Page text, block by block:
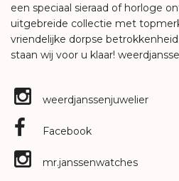
een speciaal sieraad of horloge
uitgebreide collectie met
vriendelijke dorpse
staan wij voor u klaar!
weerdjanssenjuwelier
Facebook
mr.janssenwatches